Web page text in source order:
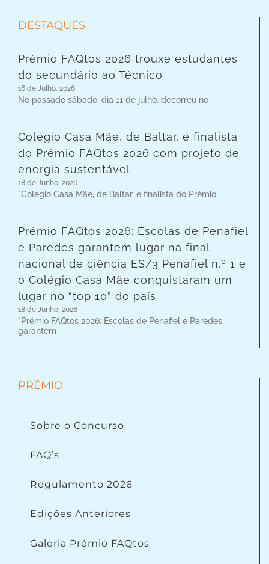
DESTAQUES
Prémio FAQtos 2026 trouxe estudantes
do secundário ao Técnico
16 de Julho, 2026
No passado sábado, dia 11 de julho, decorreu no
Colégio Casa Mãe, de Baltar, é finalista
do Prémio FAQtos 2026 com projeto de
energia sustentável
18 de Junho, 2026
"Colégio Casa Mãe, de Baltar, é finalista do Prémio
Prémio FAQtos 2026: Escolas de Penafiel
e Paredes garantem lugar na final
nacional de ciência ES/3 Penafiel n.º 1 e
o Colégio Casa Mãe conquistaram um
lugar no “top 10” do país
18 de Junho, 2026
"Prémio FAQtos 2026: Escolas de Penafiel e Paredes
garantem
PRÉMIO
Sobre o Concurso
FAQ’s
Regulamento 2026
Edições Anteriores
Galeria Prémio FAQtos